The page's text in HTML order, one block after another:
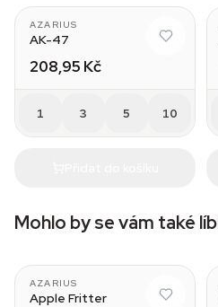
AZARIUS
AK-47
208,95 Kč
1 3 5 10
Mohlo by se vám také
AZARIUS
Apple Fritter